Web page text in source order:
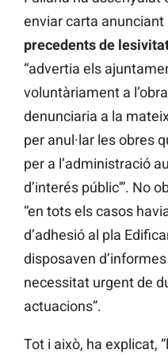
enviar carta anunciant
precedents de
“advertia els
voluntàriament a
denunciaria a la
per anul·lar les obres
per a l’administració
d’interés públic'”. No
“en tots els casos
d’adhesió al pla
disposaven
necessitat urgent de
actuacions”.
Tot i això, ha explicat,